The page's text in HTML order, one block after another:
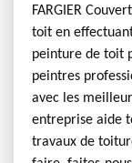
FARGIER
toit en
peinture de toit
peintres
avec les
entreprise aide
travaux de